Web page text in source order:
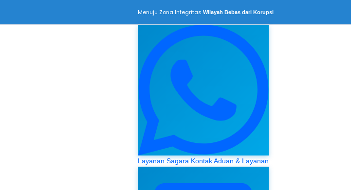
Menuju Zona Integritas Wilayah Bebas dari Korupsi
Layanan Sagara Kontak Aduan & Layanan